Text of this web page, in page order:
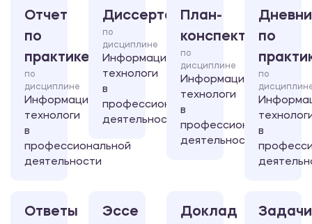
Отчет
по
практике
по
дисциплине
Информационные
технологи
в
профессиональной
деятельности
Диссертация
по
дисциплине
Информационные
технологи
в
профессиональной
деятельности
План-
конспект
по
дисциплине
Информационные
технологи
в
профессиональной
деятельности
по
по
в
Ответы
Эссе Доклад Задачи